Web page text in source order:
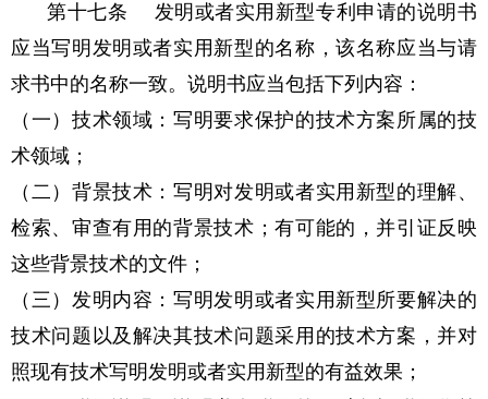
第十七条 发明或者实用新型专利申请的说明书
应当写明发明或者实用新型的名称，该名称应当与请
求书中的名称一致。说明书应当包括下列内容：
（一）技术领域：写明要求保护的技术方案所属的技
术领域；
（二）背景技术：写明对发明或者实用新型的理解、
检索、审查有用的背景技术；有可能的，并引证反映
这些背景技术的文件；
（三）发明内容：写明发明或者实用新型所要解决的
技术问题以及解决其技术问题采用的技术方案，并对
照现有技术写明发明或者实用新型的有益效果；